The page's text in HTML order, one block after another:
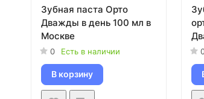
Зубная паста Орто
Дважды в день 100 мл в
Москве
0 Есть в наличии
В корзину